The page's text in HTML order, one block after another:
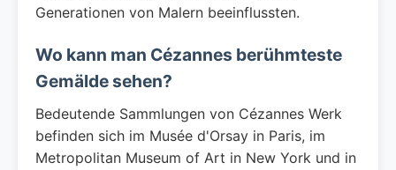
Generationen von Malern beeinflussten.
Wo kann man Cézannes berühmteste
Gemälde sehen?
Bedeutende Sammlungen von Cézannes Werk
befinden sich im Musée d'Orsay in Paris, im
Metropolitan Museum of Art in New York und in